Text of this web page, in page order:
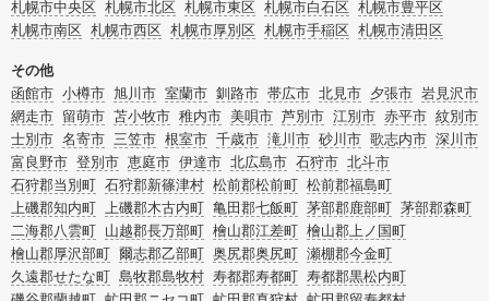
札幌市中央区 札幌市北区 札幌市東区 札幌市白石区 札幌市豊平区
札幌市南区 札幌市西区 札幌市厚別区 札幌市手稲区 札幌市清田区
その他
函館市 小樽市 旭川市 室蘭市 釧路市 帯広市 北見市 夕張市 岩見沢市
網走市 留萌市 苫小牧市 稚内市 美唄市 芦別市 江別市 赤平市 紋別市
士別市 名寄市 三笠市 根室市 千歳市 滝川市 砂川市 歌志内市 深川市
富良野市 登別市 恵庭市 伊達市 北広島市 石狩市 北斗市
石狩郡当別町 石狩郡新篠津村 松前郡松前町 松前郡福島町
上磯郡知内町 上磯郡木古内町 亀田郡七飯町 茅部郡鹿部町 茅部郡森町
二海郡八雲町 山越郡長万部町 檜山郡江差町 檜山郡上ノ国町
檜山郡厚沢部町 爾志郡乙部町 奥尻郡奥尻町 瀬棚郡今金町
久遠郡せたな町 島牧郡島牧村 寿都郡寿都町 寿都郡黒松内町